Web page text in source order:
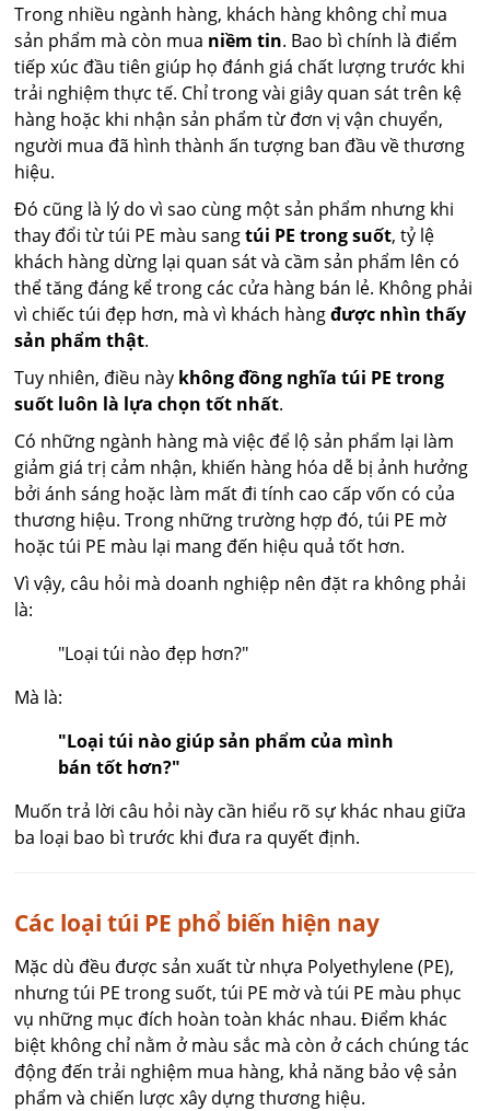
Trong nhiều ngành hàng, khách hàng không chỉ mua
sản phẩm mà còn mua niềm tin. Bao bì chính là điểm
tiếp xúc đầu tiên giúp họ đánh giá chất lượng trước khi
trải nghiệm thực tế. Chỉ trong vài giây quan sát trên kệ
hàng hoặc khi nhận sản phẩm từ đơn vị vận chuyển,
người mua đã hình thành ấn tượng ban đầu về thương
hiệu.
Đó cũng là lý do vì sao cùng một sản phẩm nhưng khi
thay đổi từ túi PE màu sangtúi PE trong suốt, tỷ lệ
khách hàng dừng lại quan sát và cầm sản phẩm lên có
thể tăng đáng kể trong các cửa hàng bán lẻ. Không phải
vì chiếc túi đẹp hơn, mà vì khách hàngđược nhìn thấy
sản phẩm thật.
Tuy nhiên, điều này không đồng nghĩa túi PE trong
suốt luôn là lựa chọn tốt nhất.
Có những ngành hàng mà việc để lộ sản phẩm lại làm
giảm giá trị cảm nhận, khiến hàng hóa dễ bị ảnh hưởng
bởi ánh sáng hoặc làm mất đi tính cao cấp vốn có của
thương hiệu. Trong những trường hợp đó, túi PE mờ
hoặc túi PE màu lại mang đến hiệu quả tốt hơn.
Vì vậy, câu hỏi mà doanh nghiệp nên đặt ra không phải
là:
"Loại túi nào đẹp hơn?"
Mà là:
"Loại túi nào giúp sản phẩm của mình
bán tốt hơn?"
Muốn trả lời câu hỏi này cần hiểu rõ sự khác nhau giữa
ba loại bao bì trước khi đưa ra quyết định.
Các loại túi PE phổ biến hiện nay
Mặc dù đều được sản xuất từ nhựa Polyethylene (PE),
nhưng túi PE trong suốt, túi PE mờ và túi PE màu phục
vụ những mục đích hoàn toàn khác nhau. Điểm khác
biệt không chỉ nằm ở màu sắc mà còn ở cách chúng tác
động đến trải nghiệm mua hàng, khả năng bảo vệ sản
phẩm và chiến lược xây dựng thương hiệu.